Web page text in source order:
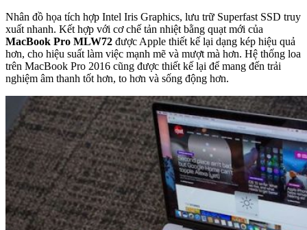
Nhân đồ họa tích hợp Intel Iris Graphics, lưu trữ Superfast SSD truy
xuất nhanh. Kết hợp với cơ chế tản nhiệt bằng quạt mới của
MacBook Pro MLW72 được Apple thiết kế lại dạng kép hiệu quả
hơn, cho hiệu suất làm việc mạnh mẽ và mượt mà hơn. Hệ thống loa
trên MacBook Pro 2016 cũng được thiết kế lại để mang đến trải
nghiệm âm thanh tốt hơn, to hơn và sống động hơn.